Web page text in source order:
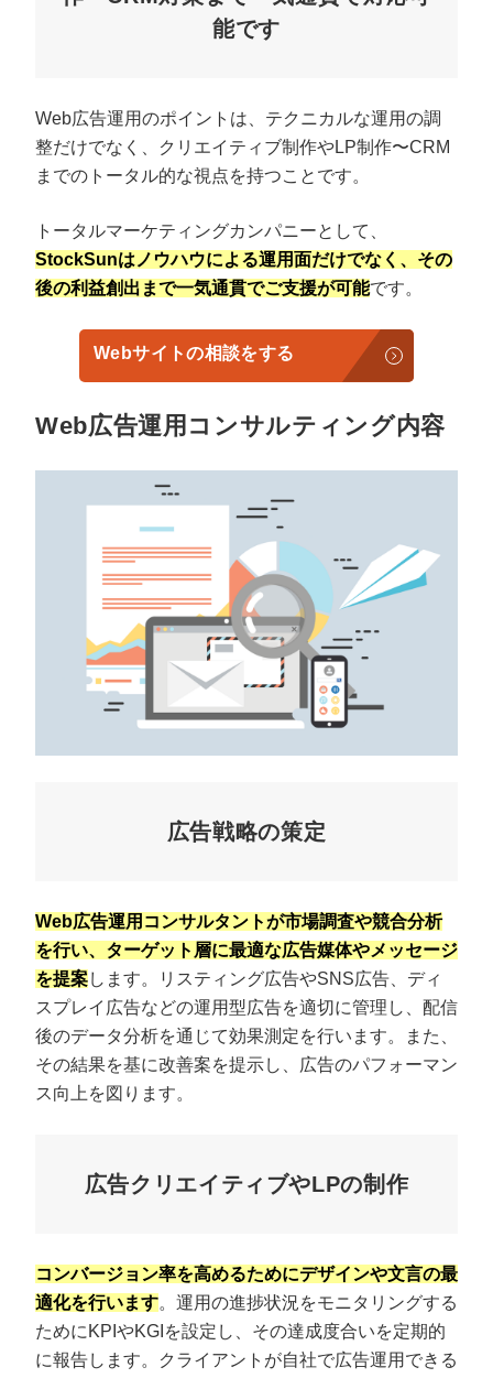
能です
Web広告運用のポイントは、テクニカルな運用の調
整だけでなく、クリエイティブ制作やLP制作〜CRM
までのトータル的な視点を持つことです。
トータルマーケティングカンパニーとして、
StockSunはノウハウによる運用面だけでなく、その
後の利益創出まで一気通貫でご支援が可能です。
Webサイトの相談をする
Web広告運用コンサルティング内容
広告戦略の策定
Web広告運用コンサルタントが市場調査や競合分析
を行い、ターゲット層に最適な広告媒体やメッセージ
を提案します。リスティング広告やSNS広告、ディ
スプレイ広告などの運用型広告を適切に管理し、配信
後のデータ分析を通じて効果測定を行います。また、
その結果を基に改善案を提示し、広告のパフォーマン
ス向上を図ります。
広告クリエイティブやLPの制作
コンバージョン率を高めるためにデザインや文言の最
適化を行います。運用の進捗状況をモニタリングする
ためにKPIやKGIを設定し、その達成度合いを定期的
に報告します。クライアントが自社で広告運用できる